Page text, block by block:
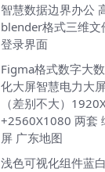
智慧数据边界办公
blender格式三维文
登录界面
Figma格式数字大
化大屏智慧电力大
（差别不大）
+2560X1080 两套
屏 广东地图
浅色可视化组件蓝